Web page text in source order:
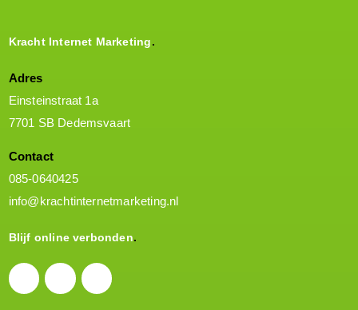
Kracht Internet Marketing
Adres
Einsteinstraat 1a
7701 SB Dedemsvaart
Contact
085-0640425
info@krachtinternetmarketing.nl
Blijf online verbonden